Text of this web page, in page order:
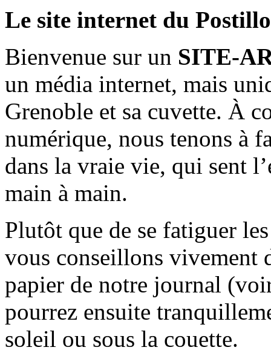
Le site internet du
Bienvenue sur un SITE-
un média internet, mais
Grenoble et sa cuvette. À
numérique, nous tenons à
dans la vraie vie, qui sent
main à main.
Plutôt que de se fatiguer
vous conseillons vivement
papier de notre journal
pourrez ensuite
soleil ou sous la couette.